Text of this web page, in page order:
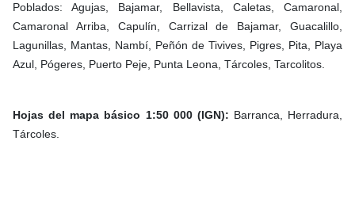
Poblados: Agujas, Bajamar, Bellavista, Caletas, Camaronal,
Camaronal Arriba, Capulín, Carrizal de Bajamar, Guacalillo,
Lagunillas, Mantas, Nambí, Peñón de Tivives, Pigres, Pita, Playa
Azul, Pógeres, Puerto Peje, Punta Leona, Tárcoles, Tarcolitos.
Hojas del mapa básico 1:50 000 (IGN): Barranca, Herradura,
Tárcoles.